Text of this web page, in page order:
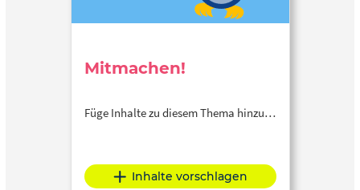
Mitmachen!
Füge Inhalte zu diesem Thema hinzu…
Inhalte vorschlagen